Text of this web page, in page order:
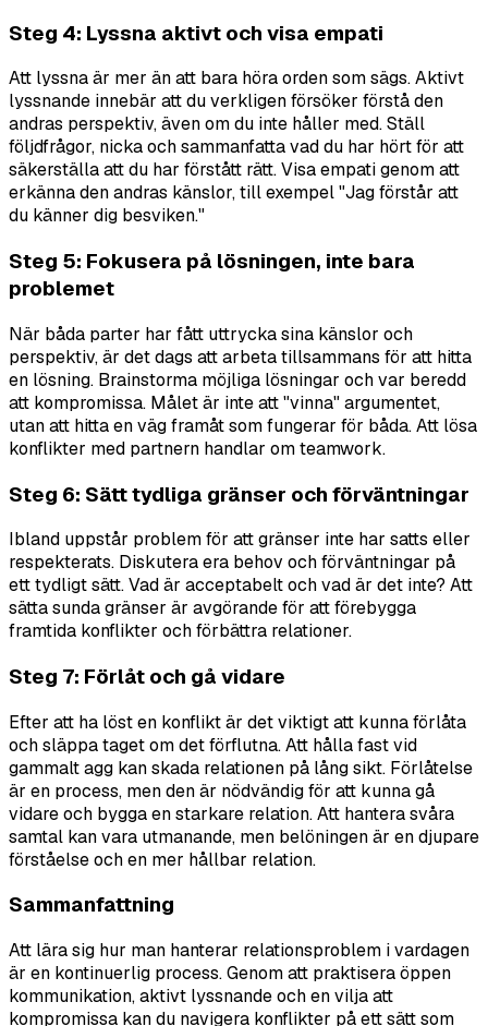
Steg 4: Lyssna aktivt och visa empati
Att lyssna är mer än att bara höra orden som sägs. Aktivt
lyssnande innebär att du verkligen försöker förstå den
andras perspektiv, även om du inte håller med. Ställ
följdfrågor, nicka och sammanfatta vad du har hört för att
säkerställa att du har förstått rätt. Visa empati genom att
erkänna den andras känslor, till exempel "Jag förstår att
du känner dig besviken."
Steg 5: Fokusera på lösningen, inte bara
problemet
När båda parter har fått uttrycka sina känslor och
perspektiv, är det dags att arbeta tillsammans för att hitta
en lösning. Brainstorma möjliga lösningar och var beredd
att kompromissa. Målet är inte att "vinna" argumentet,
utan att hitta en väg framåt som fungerar för båda. Att lösa
konflikter med partnern handlar om teamwork.
Steg 6: Sätt tydliga gränser och förväntningar
Ibland uppstår problem för att gränser inte har satts eller
respekterats. Diskutera era behov och förväntningar på
ett tydligt sätt. Vad är acceptabelt och vad är det inte? Att
sätta sunda gränser är avgörande för att förebygga
framtida konflikter och förbättra relationer.
Steg 7: Förlåt och gå vidare
Efter att ha löst en konflikt är det viktigt att kunna förlåta
och släppa taget om det förflutna. Att hålla fast vid
gammalt agg kan skada relationen på lång sikt. Förlåtelse
är en process, men den är nödvändig för att kunna gå
vidare och bygga en starkare relation. Att hantera svåra
samtal kan vara utmanande, men belöningen är en djupare
förståelse och en mer hållbar relation.
Sammanfattning
Att lära sig hur man hanterar relationsproblem i vardagen
är en kontinuerlig process. Genom att praktisera öppen
kommunikation, aktivt lyssnande och en vilja att
kompromissa kan du navigera konflikter på ett sätt som